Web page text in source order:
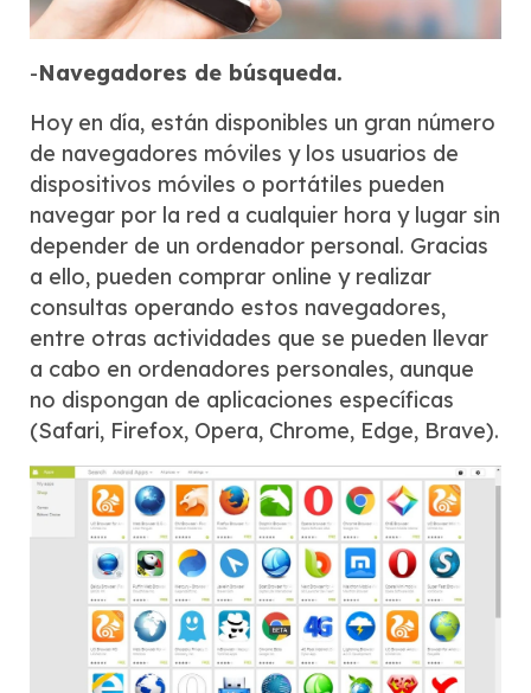
-Navegadores de búsqueda.
Hoy en día, están disponibles un gran número
de navegadores móviles y los usuarios de
dispositivos móviles o portátiles pueden
navegar por la red a cualquier hora y lugar sin
depender de un ordenador personal. Gracias
a ello, pueden comprar online y realizar
consultas operando estos navegadores,
entre otras actividades que se pueden llevar
a cabo en ordenadores personales, aunque
no dispongan de aplicaciones específicas
(Safari, Firefox, Opera, Chrome, Edge, Brave).